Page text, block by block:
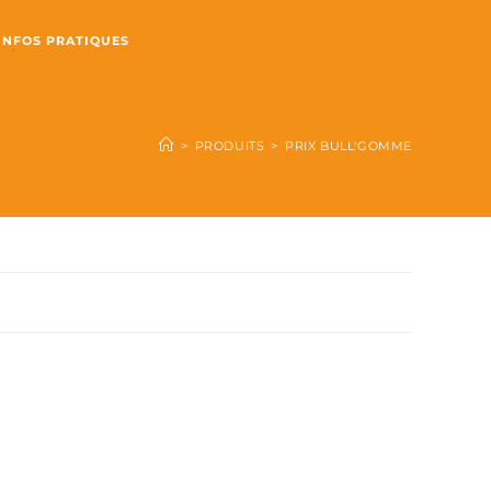
PRATIQUES
> PRODUITS > PRIX BULL'GOMME